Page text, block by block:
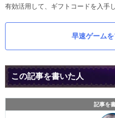
有効活用して、ギフトコードを入手
早速ゲームを
この記事を書いた人
記事を